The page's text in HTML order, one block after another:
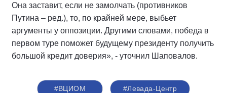
Она заставит, если не замолчать (противников
Путина – ред.), то, по крайней мере, выбьет
аргументы у оппозиции. Другими словами, победа в
первом туре поможет будущему президенту получить
большой кредит доверия», - уточнил Шаповалов.
#ВЦИОМ #Левада-Центр